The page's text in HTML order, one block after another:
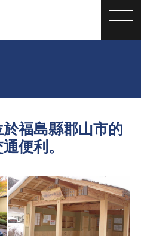
福島縣郡山市的
便利。